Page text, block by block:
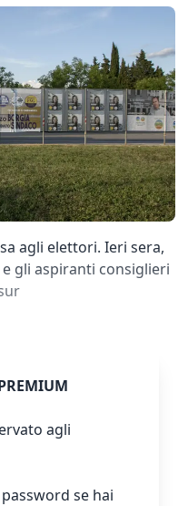
agli elettori. Ieri sera,
gli aspiranti consiglieri
agli
se hai